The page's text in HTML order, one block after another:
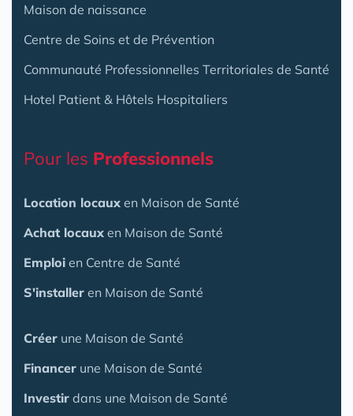
Maison de naissance
Centre de Soins et de Prévention
Communauté Professionnelles Territoriales de Santé
Hotel Patient & Hôtels Hospitaliers
Pour les Professionnels
Location locaux en Maison de Santé
Achat locaux en Maison de Santé
Emploi en Centre de Santé
S'installer en Maison de Santé
Créer une Maison de Santé
Financer une Maison de Santé
Investir dans une Maison de Santé